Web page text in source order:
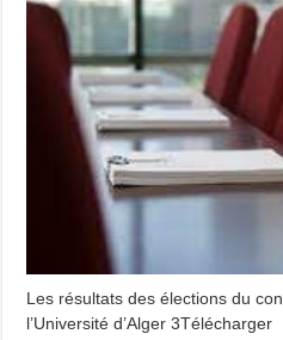
Les résultats des élections du
l’Université d’Alger 3Télécharger